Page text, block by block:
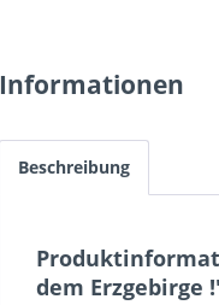
Informationen
Beschreibung
dem Erzgebirge